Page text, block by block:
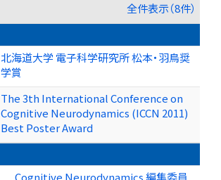
全件表示（8件）
北海道大学 電子科学研究所 松本・羽鳥奨
学賞
The 3th International Conference on
Cognitive Neurodynamics (ICCN 2011)
Best Poster Award
Cognitive Neurodynamics 編集委員